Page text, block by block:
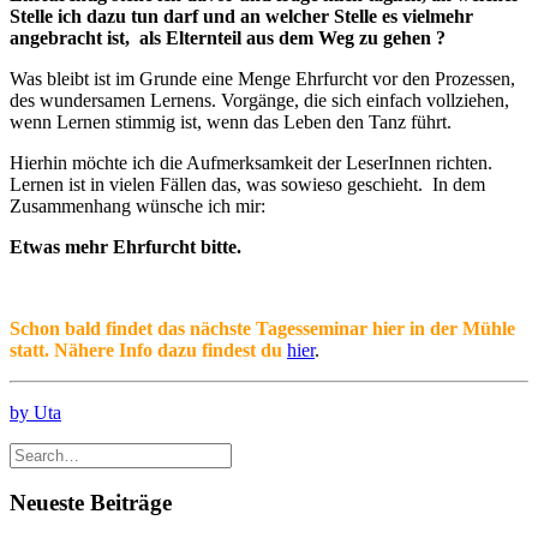
Stelle ich dazu tun darf und an welcher Stelle es vielmehr
angebracht ist, als Elternteil aus dem Weg zu gehen ?
Was bleibt ist im Grunde eine Menge Ehrfurcht vor den Prozessen,
des wundersamen Lernens. Vorgänge, die sich einfach vollziehen,
wenn Lernen stimmig ist, wenn das Leben den Tanz führt.
Hierhin möchte ich die Aufmerksamkeit der LeserInnen richten.
Lernen ist in vielen Fällen das, was sowieso geschieht. In dem
Zusammenhang wünsche ich mir:
Etwas mehr Ehrfurcht bitte.
Schon bald findet das nächste Tagesseminar hier in der Mühle
statt. Nähere Info dazu findest du hier.
by Uta
Neueste Beiträge